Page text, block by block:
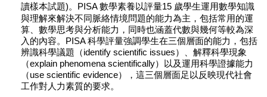
讀樣本試題)。PISA 數學素養以評量15 歲學生運用數學知識
與理解來解決不同脈絡情境問題的能力為主，包括常用的運
算、數學思考與分析能力，同時也涵蓋代數與幾何等較為深
入的內容。PISA 科學評量強調學生在三個層面的能力，包括
辨識科學議題（identify scientific issues）、解釋科學現象
（explain phenomena scientifically）以及運用科學證據能力
（use scientific evidence），這三個層面足以反映現代社會
工作對人力素質的要求。